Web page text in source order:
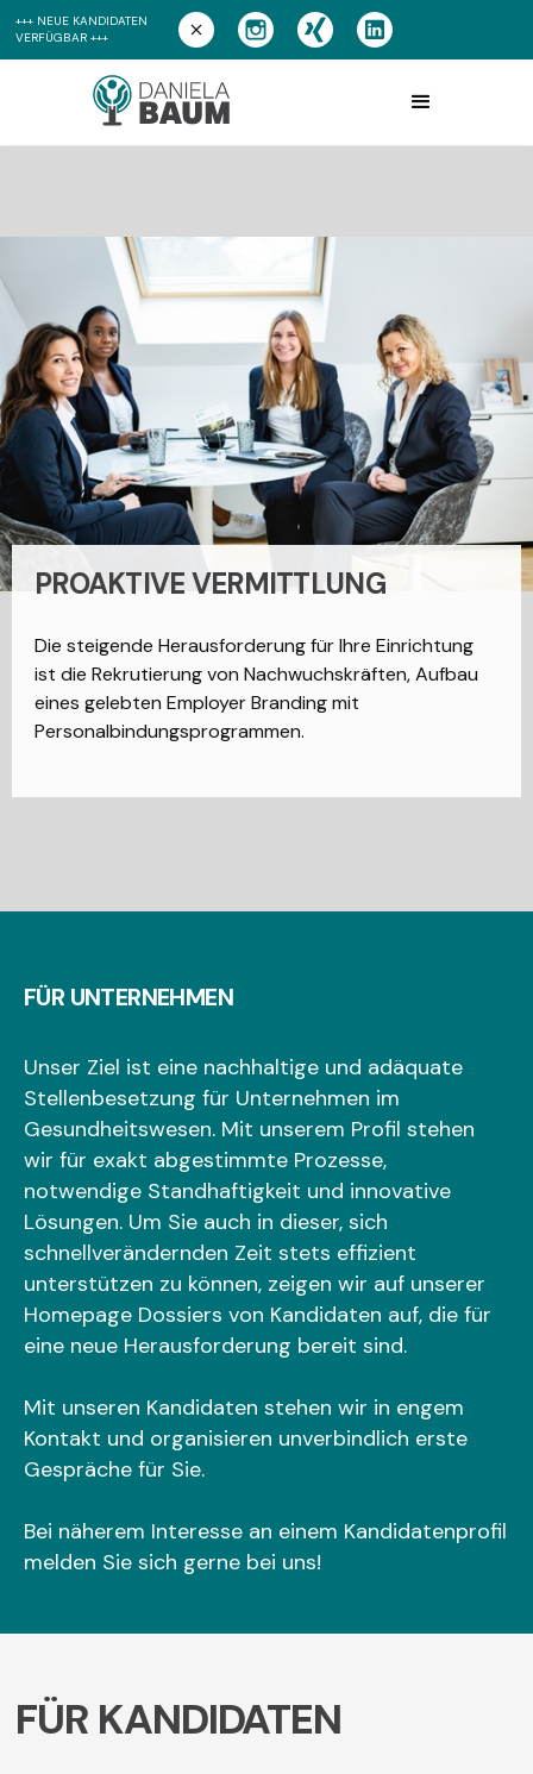
+++ NEUE KANDIDATEN
VERFÜGBAR +++
PROAKTIVE VERMITTLUNG
Die steigende Herausforderung für Ihre Einrichtung
ist die Rekrutierung von Nachwuchskräften, Aufbau
eines gelebten Employer Branding mit
Personalbindungsprogrammen.
FÜR UNTERNEHMEN
Unser Ziel ist eine nachhaltige und adäquate
Stellenbesetzung für Unternehmen im
Gesundheitswesen. Mit unserem Profil stehen
wir für exakt abgestimmte Prozesse,
notwendige Standhaftigkeit und innovative
Lösungen. Um Sie auch in dieser, sich
schnellverändernden Zeit stets effizient
unterstützen zu können, zeigen wir auf unserer
Homepage Dossiers von Kandidaten auf, die für
eine neue Herausforderung bereit sind.
Mit unseren Kandidaten stehen wir in engem
Kontakt und organisieren unverbindlich erste
Gespräche für Sie.
Bei näherem Interesse an einem Kandidatenprofil
melden Sie sich gerne bei uns!
FÜR KANDIDATEN